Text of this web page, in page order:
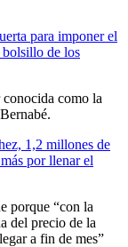
para imponer el
bolsillo de los
como la
1,2 millones de
por llenar el
porque “con la
del precio de la
a fin de mes”